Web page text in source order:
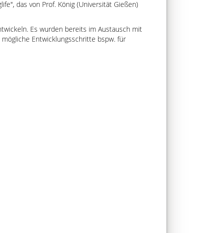
, das von Prof. König (Universität Gießen)
Es wurden bereits im Austausch mit
Entwicklungsschritte bspw. für